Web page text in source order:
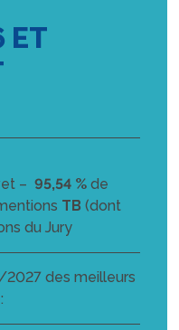
ET
–95,54 % de
TB (dont
du Jury
2027 des meilleurs
: